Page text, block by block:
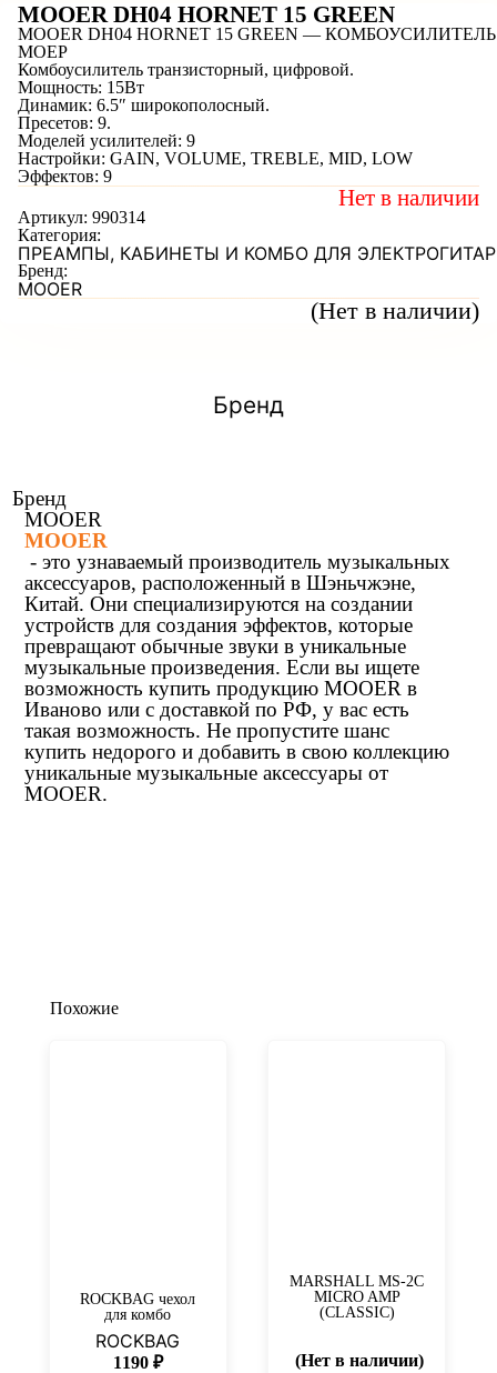
MOOER DH04 HORNET 15 GREEN
(Нет в наличии)
MOOER DH04 HORNET 15 GREEN — КОМБОУСИЛИТЕЛЬ
МОЕР
Комбоусилитель транзисторный, цифровой.
Мощность: 15Вт
Динамик: 6.5″ широкополосный.
Пресетов: 9.
Моделей усилителей: 9
Настройки: GAIN, VOLUME, TREBLE, MID, LOW
Эффектов: 9
Нет в наличии
Артикул: 990314
Категория:
ПРЕАМПЫ, КАБИНЕТЫ И КОМБО ДЛЯ ЭЛЕКТРОГИТАР
Бренд:
MOOER
Бренд
Бренд
MOOER
MOOER
- это узнаваемый производитель музыкальных
аксессуаров, расположенный в Шэньчжэне,
Китай. Они специализируются на создании
устройств для создания эффектов, которые
превращают обычные звуки в уникальные
музыкальные произведения. Если вы ищете
возможность купить продукцию MOOER в
Иваново или с доставкой по РФ, у вас есть
такая возможность. Не пропустите шанс
купить недорого и добавить в свою коллекцию
уникальные музыкальные аксессуары от
MOOER.
Похожие
ROCKBAG чехол
для комбо
ROCKBAG
1190 ₽
MARSHALL MS-2C
MICRO AMP
(CLASSIC)
(Нет в наличии)